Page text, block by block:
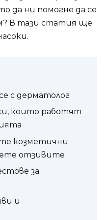
да ни помогне да се
В тази статия ще
с дерматолог
които работят
козметични
отзивите
за
и